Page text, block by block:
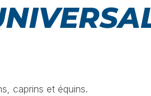
caprins et équins.